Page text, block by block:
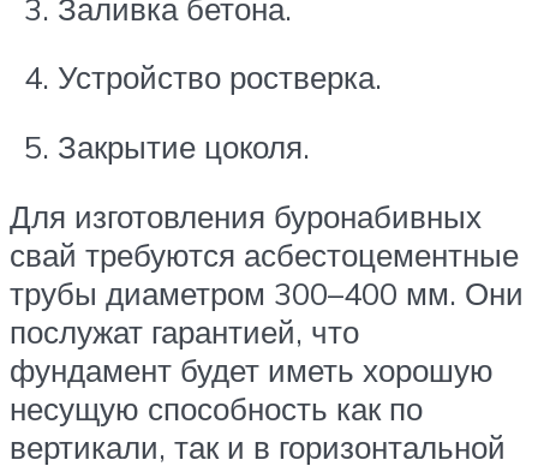
Заливка бетона.
Устройство ростверка.
Закрытие цоколя.
Для изготовления буронабивных
свай требуются асбестоцементные
трубы диаметром 300–400 мм. Они
послужат гарантией, что
фундамент будет иметь хорошую
несущую способность как по
вертикали, так и в горизонтальной